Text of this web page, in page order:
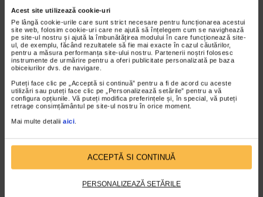
Acest site utilizează cookie-uri
Pe lângă cookie-urile care sunt strict necesare pentru funcționarea acestui
site web, folosim cookie-uri care ne ajută să înțelegem cum se navighează
pe site-ul nostru și ajută la îmbunătățirea modului în care funcționează site-
ul, de exemplu, făcând rezultatele să fie mai exacte în cazul căutărilor,
pentru a măsura performanța site-ului nostru. Partenerii noștri folosesc
instrumente de urmărire pentru a oferi publicitate personalizată pe baza
obiceiurilor dvs. de navigare.
Puteți face clic pe „Acceptă si continuă” pentru a fi de acord cu aceste
utilizări sau puteți face clic pe „Personalizează setările” pentru a vă
configura opțiunile. Vă puteți modifica preferințele și, în special, vă puteți
retrage consimțământul pe site-ul nostru în orice moment.
Mai multe detalii aici.
ACCEPTĂ SI CONTINUĂ
PERSONALIZEAZĂ SETĂRILE
DERMATOLOGICE
Alunitele la control! Cand ar trebui sa ne
ingrijoram
4.470 vizualizari